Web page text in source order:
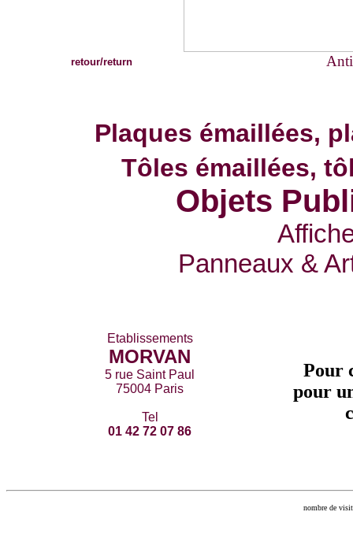
retour/return
Plaques émaillées,
Tôles émaillées,
Objets
Panneaux &
Pour
pour
Etablissements
MORVAN
5 rue Saint Paul
75004 Paris
Tel
01 42 72 07 86
nombre de